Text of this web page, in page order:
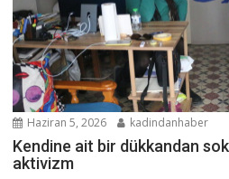
Haziran 5, 2026 kadindanhaber
Kendine ait bir dükkandan
aktivizm